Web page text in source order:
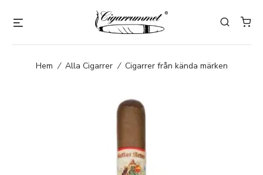
Hem / Alla Cigarrer / Cigarrer från kända märken